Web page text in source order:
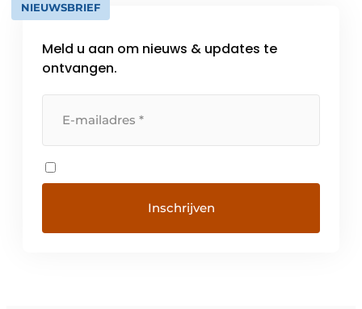
NIEUWSBRIEF
Meld u aan om nieuws & updates te
ontvangen.